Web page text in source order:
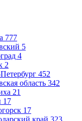
777
5
4
2
452
область 342
21
17
17
край 323